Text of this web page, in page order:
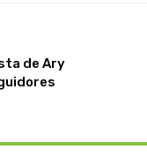
de Ary